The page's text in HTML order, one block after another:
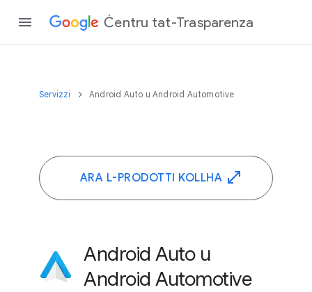
Ċentru tat-Trasparenza
Servizzi Android Auto u Android Automotive
ARA L-PRODOTTI KOLLHA
Android Auto u
Android Automotive